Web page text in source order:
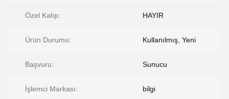
Özel Kalıp: HAYIR
Ürün Durumu: Kullanılmış, Yeni
Başvuru: Sunucu
İşlemci Markası: bilgi